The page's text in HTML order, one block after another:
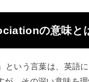
の意味と
という言葉は、英語